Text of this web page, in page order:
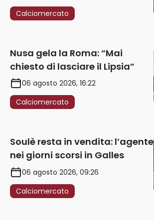
Calciomercato
Nusa gela la Roma: “Mai
chiesto di lasciare il Lipsia”
06 agosto 2026, 16:22
Calciomercato
Soulè resta in vendita: l’agente
nei giorni scorsi in Galles
06 agosto 2026, 09:26
Calciomercato